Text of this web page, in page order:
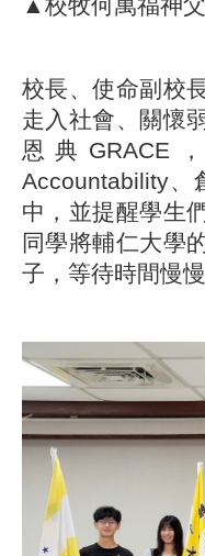
▲校牧何萬福神父
校長、使命副校
走入社會、關懷
恩典GRACE
Accountability、
中，並提醒學生
同學將輔仁大學
子，等待時間慢